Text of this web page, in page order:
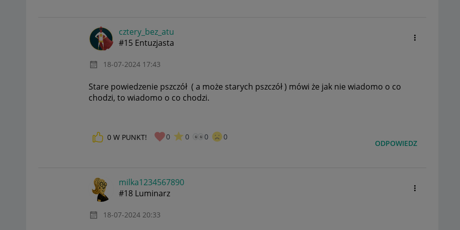
cztery_bez_atu
#15 Entuzjasta
‎18-07-2024 17:43
Stare powiedzenie pszczół ( a może starych pszczół ) mówi że jak nie wiadomo o co
chodzi, to wiadomo o co chodzi.
0 W PUNKT! 0 0 0 0
ODPOWIEDZ
milka1234567890
#18 Luminarz
‎18-07-2024 20:33